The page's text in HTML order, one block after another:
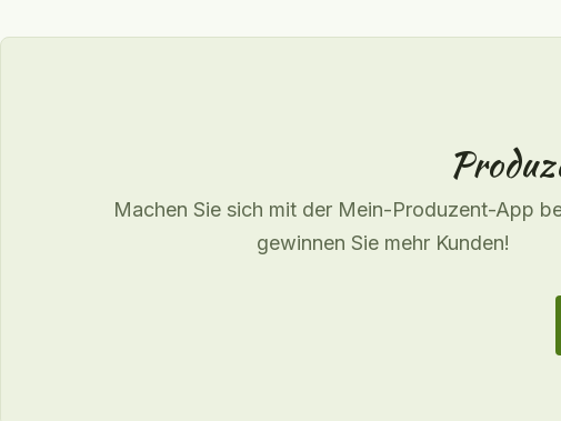
Machen Sie sich mit der Mein-Produzent-App
gewinnen Sie mehr Kunden!